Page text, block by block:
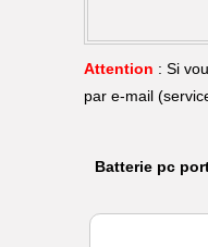
Attention : Si
par e-mail (
Batterie pc